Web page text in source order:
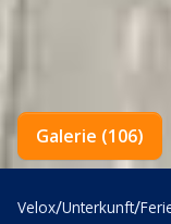
Galerie (106)
Velox/Unterkunft/